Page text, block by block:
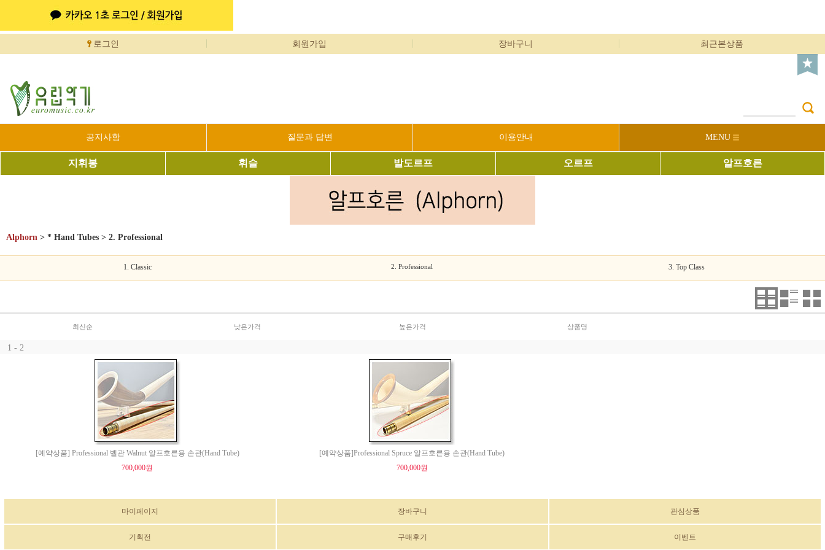
로그인 회원가입 장바구니 최근본상품
공지사항 질문과 답변 이용안내 MENU
지휘봉 휘슬 발도르프 오르프 알프호른
Alphorn > * Hand Tubes > 2. Professional
1. Classic 2. Professional 3. Top Class
최신순 낮은가격 높은가격 상품명
1 - 2
[예약상품] Professional 벨관 Walnut 알프호른용 손관(Hand Tube)
700,000원
[예약상품]Professional Spruce 알프호른용 손관(Hand Tube)
700,000원
마이페이지 장바구니 관심상품
기획전 구매후기 이벤트